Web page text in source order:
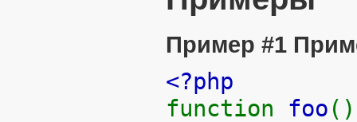
Пример #1
<?php
function foo ()